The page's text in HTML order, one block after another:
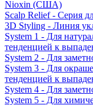
Nioxin (США)
Scalp Relief - Серия
3D Styling - Линия
System 1 - Для
тенденцией к
System 2 - Для
System 3 - Для
тенденцией к
System 4 - Для
System 5 - Для